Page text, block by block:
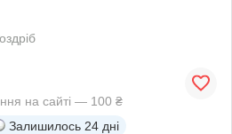
на сайті — 100 ₴
Залишилось 24 дні